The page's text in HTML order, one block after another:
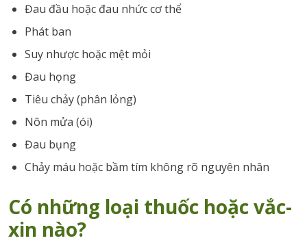
Đau đầu hoặc đau nhức cơ thể
Phát ban
Suy nhược hoặc mệt mỏi
Đau họng
Tiêu chảy (phân lỏng)
Nôn mửa (ói)
Đau bụng
Chảy máu hoặc bầm tím không rõ nguyên nhân
Có những loại thuốc hoặc vắc-
xin nào?